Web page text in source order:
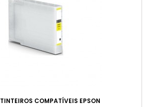
TINTEIROS COMPATÍVEIS EPSON